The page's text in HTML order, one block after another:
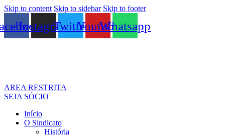
Skip to content Skip to sidebar Skip to footer
InstagramTwitterYoutubeWhatsapp
AREA RESTRITA
SEJA SÓCIO
Início
O Sindicato
História